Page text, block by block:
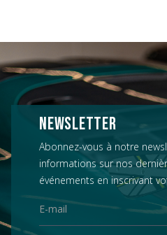
NEWSLETTER
Abonnez-vous à notre
informations sur nos
événements en inscrivant